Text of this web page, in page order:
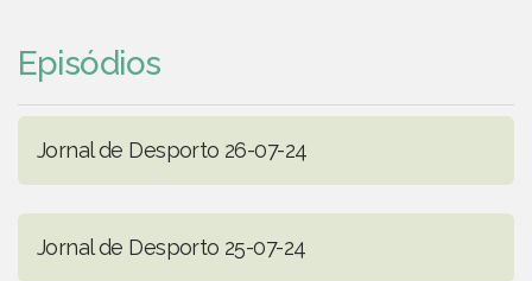
Episódios
Jornal de Desporto 26-07-24
Jornal de Desporto 25-07-24